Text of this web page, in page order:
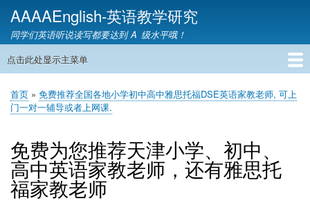
跳
转
到
容
AAAAEnglish-英语教学研究
同学们英语听说读写都要达到 A 级水平哦！
主
航
点击此处显示主菜单
首页
英语网课
教材精讲
英语语音
英语语法
英语词汇
雅思托福
英语教学
教育资讯
英语家教
联系我们
面
首页
免费推荐全国各地小学初中高中雅思托福DSE英语家教老师, 可上
门一对一辅导或者上网课.
免费为您推荐天津小学、初中、
高中英语家教老师，还有雅思托
福家教老师